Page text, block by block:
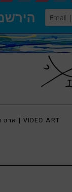
ארט וידאו | VIDEO ART